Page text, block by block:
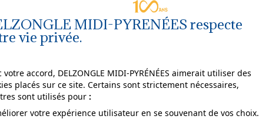
MIDI-PYRENÉES respecte
vie privée.
votre accord, DELZONGLE MIDI-PYRÉNÉES aimerait utiliser des
placés sur ce site. Certains sont strictement nécessaires,
sont utilisés pour :
votre expérience utilisateur en se souvenant de vos choix.